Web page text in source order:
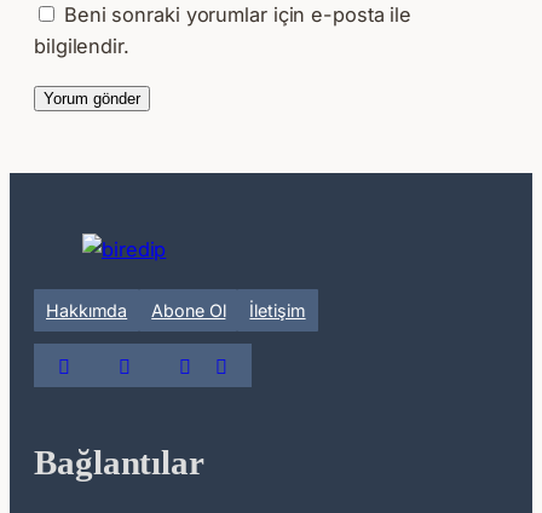
Beni sonraki yorumlar için e-posta ile
bilgilendir.
Hakkımda Abone Ol İletişim
Bağlantılar